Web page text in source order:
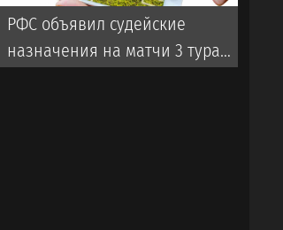
РФС объявил судейские
назначения на матчи 3 тура